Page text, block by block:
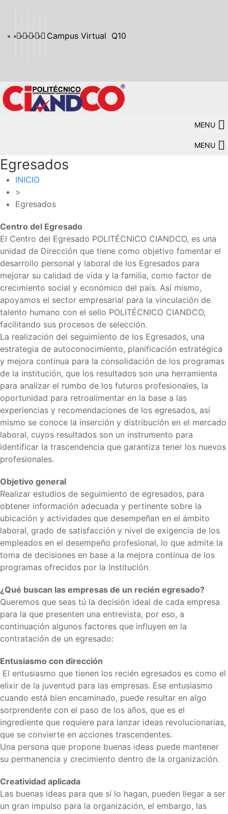
Campus Virtual Q10
MENU
MENU
Egresados
INICIO
>
Egresados
Centro del Egresado
El Centro del Egresado POLITÉCNICO CIANDCO, es una
unidad de Dirección que tiene como objetivo fomentar el
desarrollo personal y laboral de los Egresados ​​para
mejorar su calidad de vida y la familia, como factor de
crecimiento social y económico del país. Así mismo,
apoyamos el sector empresarial para la vinculación de
talento humano con el sello POLITÉCNICO CIANDCO,
facilitando sus procesos de selección.
La realización del seguimiento de los Egresados, una
estrategia de autoconocimiento, planificación estratégica
y mejora continua para la consolidación de los programas
de la institución, que los resultados son una herramienta
para analizar el rumbo de los futuros profesionales, la
oportunidad para retroalimentar en la base a las
experiencias y recomendaciones de los egresados, así
mismo se conoce la inserción y distribución en el mercado
laboral, cuyos resultados son un instrumento para
identificar la trascendencia que garantiza tener los nuevos
profesionales.
Objetivo general
Realizar estudios de seguimiento de egresados, para
obtener información adecuada y pertinente sobre la
ubicación y actividades que desempeñan en el ámbito
laboral, grado de satisfacción y nivel de exigencia de los
empleados en el desempeño profesional, lo que admite la
toma de decisiones en base a la mejora continua de los
programas ofrecidos por la Institución.
¿Qué buscan las empresas de un recién egresado?
Queremos que seas tú la decisión ideal de cada empresa
para la que presenten una entrevista, por eso, a
continuación algunos factores que influyen en la
contratación de un egresado:
Entusiasmo con dirección
El entusiasmo que tienen los recién egresados ​​es como el
elixir de la juventud para las empresas. Ese entusiasmo
cuando está bien encaminado, puede resultar en algo
sorprendente con el paso de los años, que es el
ingrediente que requiere para lanzar ideas revolucionarias,
que se convierte en acciones trascendentes.
Una persona que propone buenas ideas puede mantener
su permanencia y crecimiento dentro de la organización.
Creatividad aplicada
Las buenas ideas para que sí lo hagan, pueden llegar a ser
un gran impulso para la organización, el embargo, las